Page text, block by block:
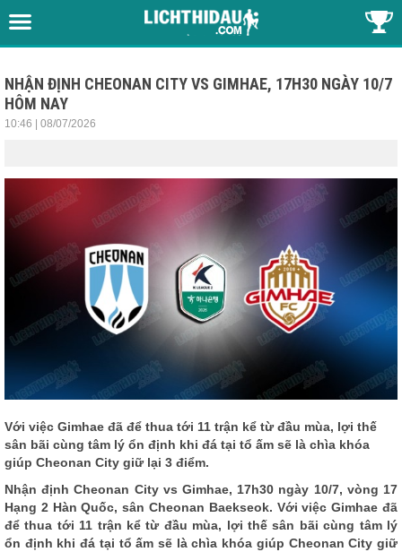
NHẬN ĐỊNH CHEONAN CITY VS GIMHAE, 17H30 NGÀY 10/7
HÔM NAY
10:46 | 08/07/2026
Với việc Gimhae đã để thua tới 11 trận kể từ đầu mùa, lợi thế
sân bãi cùng tâm lý ổn định khi đá tại tổ ấm sẽ là chìa khóa
giúp Cheonan City giữ lại 3 điểm.
Nhận định Cheonan City vs Gimhae, 17h30 ngày 10/7, vòng 17
Hạng 2 Hàn Quốc, sân Cheonan Baekseok. Với việc Gimhae đã
để thua tới 11 trận kể từ đầu mùa, lợi thế sân bãi cùng tâm lý
ổn định khi đá tại tổ ấm sẽ là chìa khóa giúp Cheonan City giữ